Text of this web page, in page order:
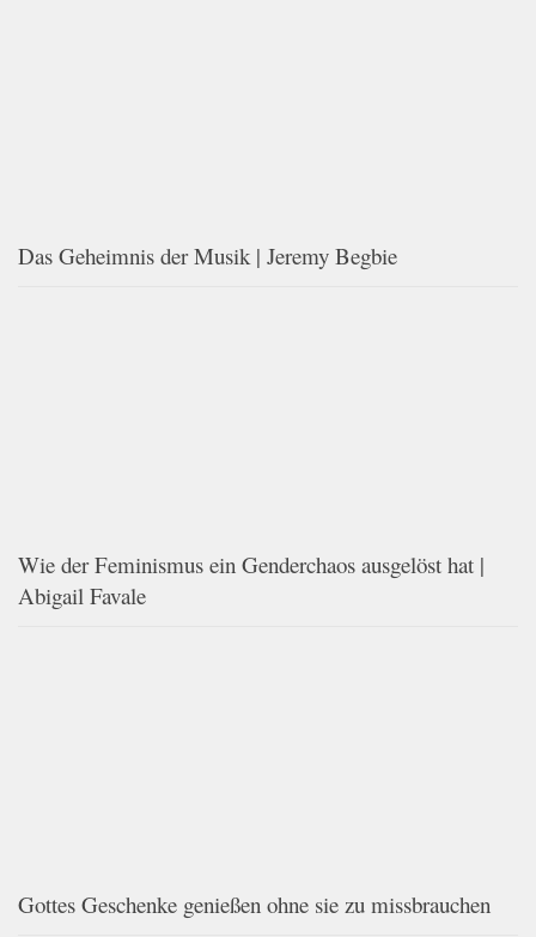
Das Geheimnis der Musik | Jeremy Begbie
Wie der Feminismus ein Genderchaos ausgelöst hat |
Abigail Favale
Gottes Geschenke genießen ohne sie zu missbrauchen